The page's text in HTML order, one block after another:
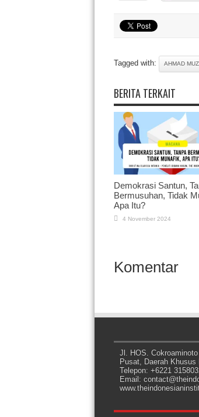
Tagged with: AHMAD
BERITA TERKAIT
Demokrasi Santun,
Bermusuhan, Tidak
Apa Itu?
4 November 2024
Komentar
Jl. HOS.
Pusat, Daerah
Telepon: +6221
Email: